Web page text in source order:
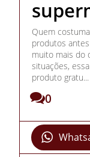
Quem
produtos
muito mais do
situações,
produto gratu...
0